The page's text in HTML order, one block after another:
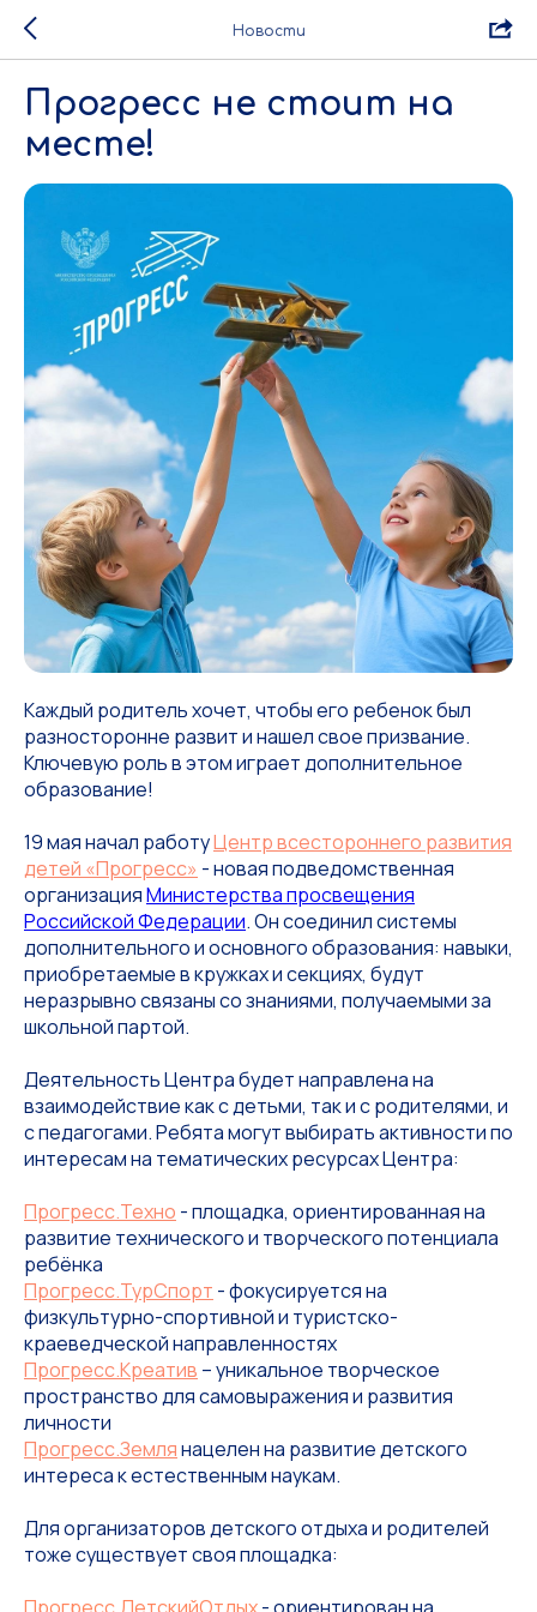
Новости
Прогресс не стоит на
месте!
Каждый родитель хочет, чтобы его ребенок был
разносторонне развит и нашел свое призвание.
Ключевую роль в этом играет дополнительное
образование!
19 мая начал работуЦентр всестороннего развития
детей «Прогресс» - новая подведомственная
организацияМинистерства просвещения
Российской Федерации. Он соединил системы
дополнительного и основного образования: навыки,
приобретаемые в кружках и секциях, будут
неразрывно связаны со знаниями, получаемыми за
школьной партой.
Деятельность Центра будет направлена на
взаимодействие как с детьми, так и с родителями, и
с педагогами. Ребята могут выбирать активности по
интересам на тематических ресурсах Центра:
Прогресс.Техно - площадка, ориентированная на
развитие технического и творческого потенциала
ребёнка
Прогресс.ТурСпорт - фокусируется на
физкультурно-спортивной и туристско-
краеведческой направленностях
Прогресс.Креатив – уникальное творческое
пространство для самовыражения и развития
личности
Прогресс.Землянацелен на развитие детского
интереса к естественным наукам.
Для организаторов детского отдыха и родителей
тоже существует своя площадка: